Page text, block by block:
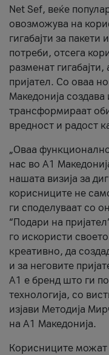
Net Sef, веќе
овозможува на
гигабајти за
потреби, отсега
разменат гигабајти,
пријател. Со оваа
Македонија создава
трансформираат
вредност и радост
„Оваа
нас во А1
нашата визија за
корисниците не
ги споделуваат со
“Подари на
го искористи
креативно, да
и за неговите
А1 е бренд што ги
технологија, со
изјави Методија
на А1 Македонија.
Корисниците можат